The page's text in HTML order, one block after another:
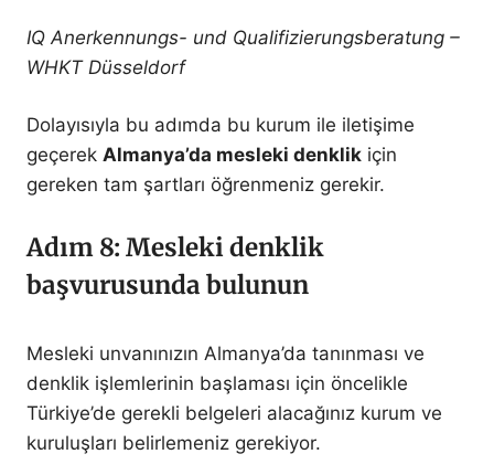
IQ Anerkennungs- und Qualifizierungsberatung –
WHKT Düsseldorf
Dolayısıyla bu adımda bu kurum ile iletişime
geçerek Almanya’da mesleki denklik için
gereken tam şartları öğrenmeniz gerekir.
Adım 8: Mesleki denklik
başvurusunda bulunun
Mesleki unvanınızın Almanya’da tanınması ve
denklik işlemlerinin başlaması için öncelikle
Türkiye’de gerekli belgeleri alacağınız kurum ve
kuruluşları belirlemeniz gerekiyor.